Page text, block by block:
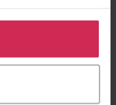
samtykke til å
Du kan også
ved å klikke